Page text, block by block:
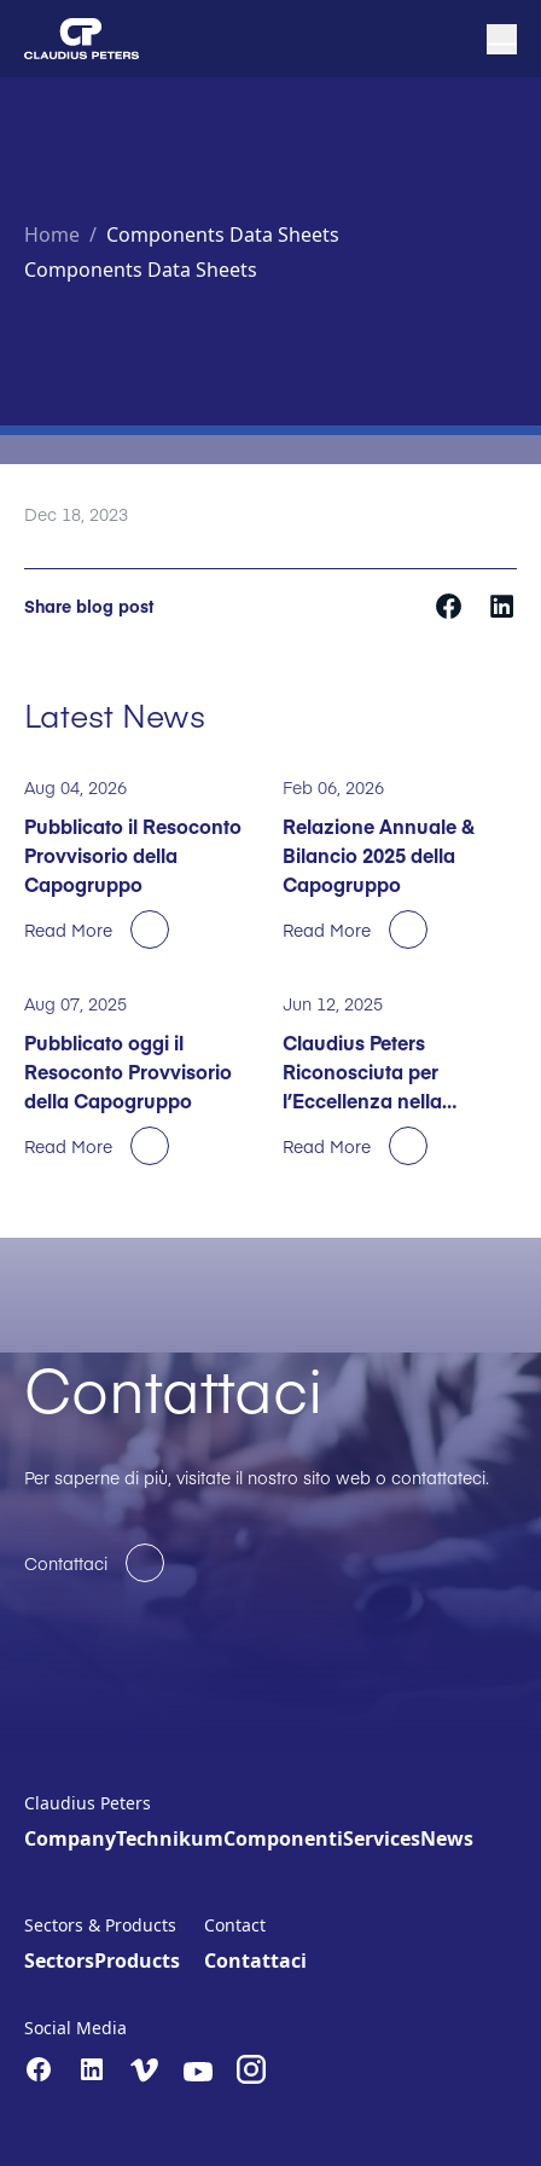
Home / Components Data Sheets
Components Data Sheets
Dec 18, 2023
Share blog post
Latest News
Aug 04, 2026
Pubblicato il Resoconto
Provvisorio della
Capogruppo
Read More
Feb 06, 2026
Relazione Annuale &
Bilancio 2025 della
Capogruppo
Read More
Aug 07, 2025
Pubblicato oggi il
Resoconto Provvisorio
della Capogruppo
Read More
Jun 12, 2025
Claudius Peters
Riconosciuta per
l’Eccellenza nella
Sostenibilità
Read More
Contattaci
Per saperne di più, visitate il nostro sito web o contattateci.
Contattaci
Claudius Peters
CompanyTechnikumComponentiServicesNews
Sectors & Products
SectorsProducts
Contact
Contattaci
Social Media